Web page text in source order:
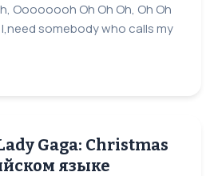
Oooooooh Oh Oh Oh, Oh Oh
I,need somebody who calls my
Gaga: Christmas
языке